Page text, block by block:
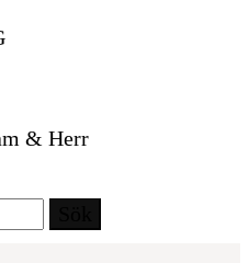
& Herr